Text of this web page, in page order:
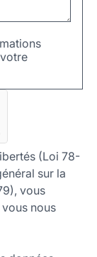
(Loi 78-
sur la
vous
nous